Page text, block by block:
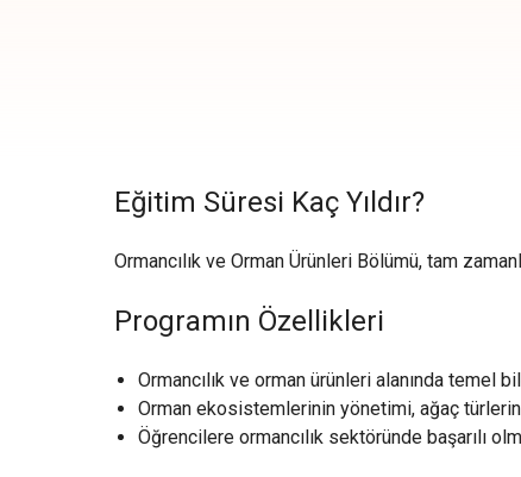
Eğitim Süresi Kaç Yıldır?
Ormancılık ve Orman Ürünleri Bölümü, tam
Programın Özellikleri
Ormancılık ve orman ürünleri alanında temel
Orman ekosistemlerinin yönetimi, ağaç
Öğrencilere ormancılık sektöründe başarılı